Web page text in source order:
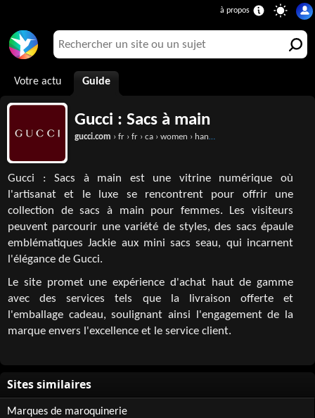
Votre actu Guide
Gucci : Sacs à main
gucci.com › fr › fr › ca › women › handbags-c-women-handbags
Gucci : Sacs à main est une vitrine numérique où
l'artisanat et le luxe se rencontrent pour offrir une
collection de sacs à main pour femmes. Les visiteurs
peuvent parcourir une variété de styles, des sacs épaule
emblématiques Jackie aux mini sacs seau, qui incarnent
l'élégance de Gucci.
Le site promet une expérience d'achat haut de gamme
avec des services tels que la livraison offerte et
l'emballage cadeau, soulignant ainsi l'engagement de la
marque envers l'excellence et le service client.
Marques de maroquinerie